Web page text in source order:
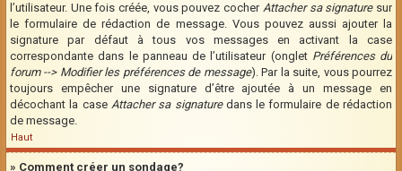
l’utilisateur. Une fois créée, vous pouvez cocher Attacher sa signaturesur
le formulaire de rédaction de message. Vous pouvez aussi ajouter la
signature par défaut à tous vos messages en activant la case
correspondante dans le panneau de l’utilisateur (onglet Préférences du
forum --> Modifier les préférences de message). Par la suite, vous pourrez
toujours empêcher une signature d’être ajoutée à un message en
décochant la case Attacher sa signaturedans le formulaire de rédaction
de message.
Haut
» Comment créer un sondage?